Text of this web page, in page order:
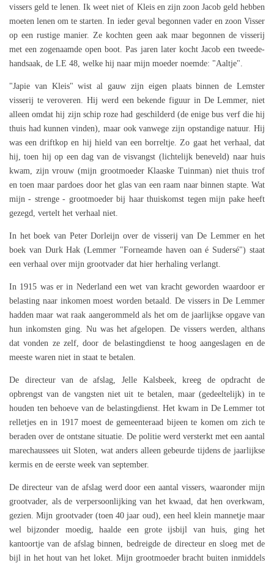
vissers geld te lenen. Ik weet niet of Kleis en zijn zoon Jacob geld hebben
moeten lenen om te starten. In ieder geval begonnen vader en zoon Visser
op een rustige manier. Ze kochten geen aak maar begonnen de visserij
met een zogenaamde open boot. Pas jaren later kocht Jacob een tweede-
handsaak, de LE 48, welke hij naar mijn moeder noemde: "Aaltje".
"Japie van Kleis" wist al gauw zijn eigen plaats binnen de Lemster
visserij te veroveren. Hij werd een bekende figuur in De Lemmer, niet
alleen omdat hij zijn schip roze had geschilderd (de enige bus verf die hij
thuis had kunnen vinden), maar ook vanwege zijn opstandige natuur. Hij
was een driftkop en hij hield van een borreltje. Zo gaat het verhaal, dat
hij, toen hij op een dag van de visvangst (lichtelijk beneveld) naar huis
kwam, zijn vrouw (mijn grootmoeder Klaaske Tuinman) niet thuis trof
en toen maar pardoes door het glas van een raam naar binnen stapte. Wat
mijn - strenge - grootmoeder bij haar thuiskomst tegen mijn pake heeft
gezegd, vertelt het verhaal niet.
In het boek van Peter Dorleijn over de visserij van De Lemmer en het
boek van Durk Hak (Lemmer "Forneamde haven oan é Sudersé") staat
een verhaal over mijn grootvader dat hier herhaling verlangt.
In 1915 was er in Nederland een wet van kracht geworden waardoor er
belasting naar inkomen moest worden betaald. De vissers in De Lemmer
hadden maar wat raak aangerommeld als het om de jaarlijkse opgave van
hun inkomsten ging. Nu was het afgelopen. De vissers werden, althans
dat vonden ze zelf, door de belastingdienst te hoog aangeslagen en de
meeste waren niet in staat te betalen.
De directeur van de afslag, Jelle Kalsbeek, kreeg de opdracht de
opbrengst van de vangsten niet uit te betalen, maar (gedeeltelijk) in te
houden ten behoeve van de belastingdienst. Het kwam in De Lemmer tot
relletjes en in 1917 moest de gemeenteraad bijeen te komen om zich te
beraden over de ontstane situatie. De politie werd versterkt met een aantal
marechaussees uit Sloten, wat anders alleen gebeurde tijdens de jaarlijkse
kermis en de eerste week van september.
De directeur van de afslag werd door een aantal vissers, waaronder mijn
grootvader, als de verpersoonlijking van het kwaad, dat hen overkwam,
gezien. Mijn grootvader (toen 40 jaar oud), een heel klein mannetje maar
wel bijzonder moedig, haalde een grote ijsbijl van huis, ging het
kantoortje van de afslag binnen, bedreigde de directeur en sloeg met de
bijl in het hout van het loket. Mijn grootmoeder bracht buiten inmiddels